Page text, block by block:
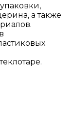
а также